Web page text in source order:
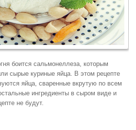
боится сальмонеллеза, которым
сырые куриные яйца. В этом рецепте
яйца, сваренные вкрутую по всем
ингредиенты в сыром виде и
не будут.